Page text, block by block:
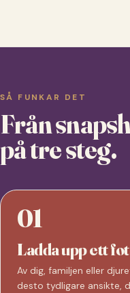
SÅ FUNKAR DET
Från
på tre steg.
01
Ladda upp ett
Av dig, familjen eller
desto tydligare ansikte,